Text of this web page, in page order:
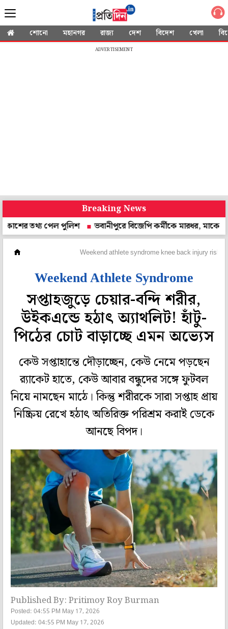
শোনো মহানগর রাজ্য দেশ বিদেশ খেলা
ADVERTISEMENT
Breaking News
পেল পুলিশ
ভবানীপুরে বিজেপি কর্মীকে মারধর, মাকে
Weekend athlete syndrome knee back injury risk
Weekend Athlete Syndrome
সপ্তাহজুড়ে চেয়ার-বন্দি শরীর,
উইকএন্ডে হঠাৎ অ্যাথলিট! হাঁটু-
পিঠের চোট বাড়াচ্ছে এমন অভ্যেস
কেউ সপ্তাহান্তে দৌড়াচ্ছেন, কেউ নেমে পড়ছেন
র‍্যাকেট হাতে, কেউ আবার বন্ধুদের সঙ্গে ফুটবল
নিয়ে নামছেন মাঠে। কিন্তু শরীরকে সারা সপ্তাহ প্রায়
নিষ্ক্রিয় রেখে হঠাৎ অতিরিক্ত পরিশ্রম করাই ডেকে
আনছে বিপদ।
Published By: Pritimoy Roy Burman
Posted: 04:55 PM May 17, 2026
Updated: 04:55 PM May 17, 2026